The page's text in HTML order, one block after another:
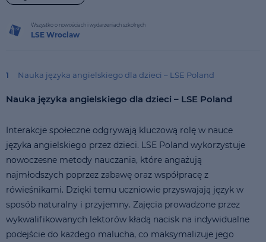
Wszystko o nowościach i wydarzeniach szkolnych
LSE Wroclaw
1 Nauka języka angielskiego dla dzieci – LSE Poland
Nauka języka angielskiego dla dzieci – LSE Poland
Interakcje społeczne odgrywają kluczową rolę w nauce
języka angielskiego przez dzieci. LSE Poland wykorzystuje
nowoczesne metody nauczania, które angażują
najmłodszych poprzez zabawę oraz współpracę z
rówieśnikami. Dzięki temu uczniowie przyswajają język w
sposób naturalny i przyjemny. Zajęcia prowadzone przez
wykwalifikowanych lektorów kładą nacisk na indywidualne
podejście do każdego malucha, co maksymalizuje jego